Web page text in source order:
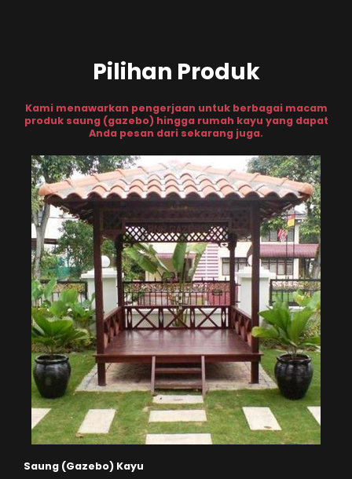
Pilihan Produk
Kami menawarkan pengerjaan untuk berbagai macam
produk saung (gazebo) hingga rumah kayu yang dapat
Anda pesan dari sekarang juga.
Saung (Gazebo) Kayu